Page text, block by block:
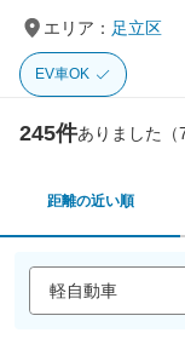
エリア： 足立区
EV車OK
245件ありました（
距離の近い順